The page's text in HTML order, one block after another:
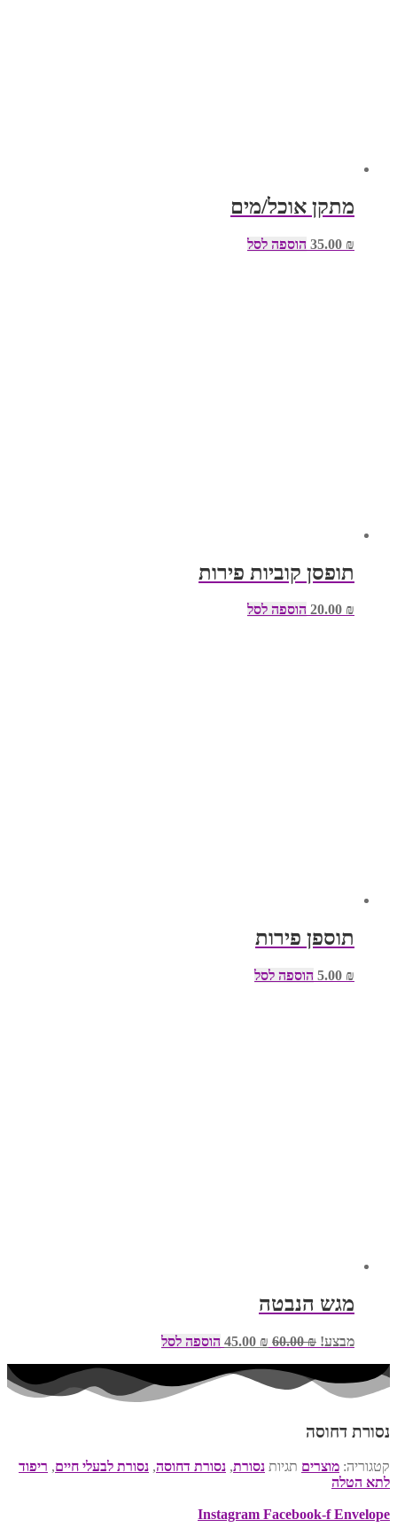
מתקן אוכל/מים
₪ הוספה לסל
תופסן קוביות פירות
₪ הוספה לסל
תוספן פירות
₪ הוספה לסל
מגש הנבטה
מבצע! ₪
60.00
המחיר
היה:
₪ 60.00.
₪
המחיר
הוא:
הוספה לסל
נסורת דחוסה
קטגוריה: מוצרים תגיות נסורת, נסורת דחוסה, נסורת לבעלי חיים, ריפוד
לתא הטלה
Instagram Facebook-f Envelope